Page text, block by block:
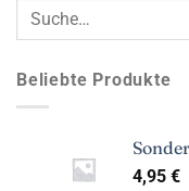
Beliebte Produkte
4,95 €